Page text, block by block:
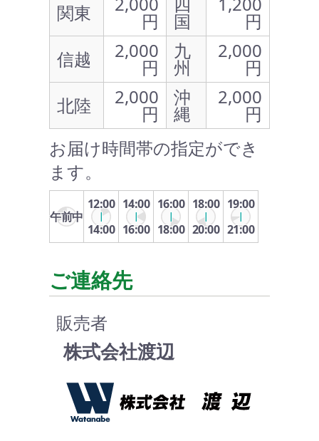
関東 円 国
円
信越
2,000
円
九
州
2,000
円
北陸
2,000
円
沖
縄
2,000
円
お届け時間帯の指定ができ
ます。
午前中
12:00
14:00
14:00
16:00
16:00
18:00
18:00
20:00
19:00
21:00
ご連絡先
販売者
株式会社渡辺